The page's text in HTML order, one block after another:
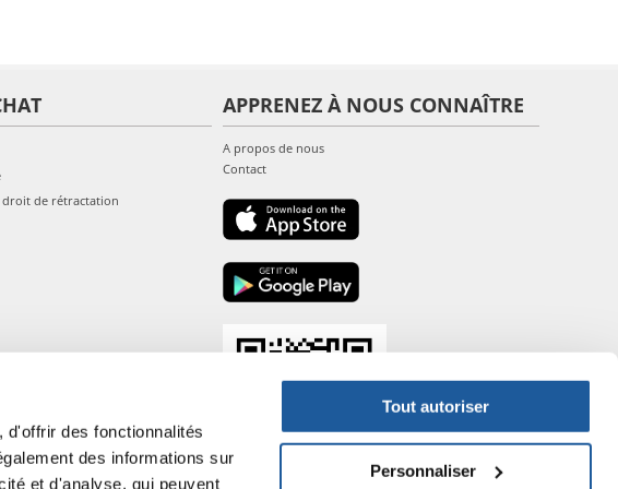
d'offrir des fonctionnalités
des informations sur
et d'analyse, qui peuvent
Tout autoriser
Personnaliser
de rétractation
APPRENEZ À NOUS CONNAÎTRE
A propos de nous
Contact